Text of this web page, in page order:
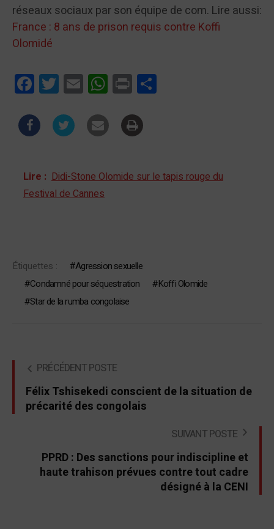
réseaux sociaux par son équipe de com. Lire aussi:
France : 8 ans de prison requis contre Koffi
Olomidé
FacebookTwitterEmail WhatsApp
Print
Lire : Didi-Stone Olomide sur le tapis rouge du
Festival de Cannes
Étiquettes :
Agression sexuelle
Condamné pour séquestration
Koffi Olomide
Star de la rumba congolaise
PRÉCÉDENT POSTE
Félix Tshisekedi conscient de la situation de
précarité des congolais
SUIVANT POSTE
PPRD : Des sanctions pour indiscipline et
haute trahison prévues contre tout cadre
désigné à la CENI